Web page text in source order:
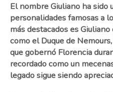
El nombre Giuliano ha sido
personalidades famosas a
más destacados es
como el Duque de
que gobernó Florencia
recordado como un
legado sigue siendo